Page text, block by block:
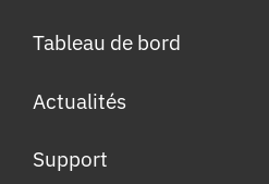
Tableau de bord
Actualités
Support